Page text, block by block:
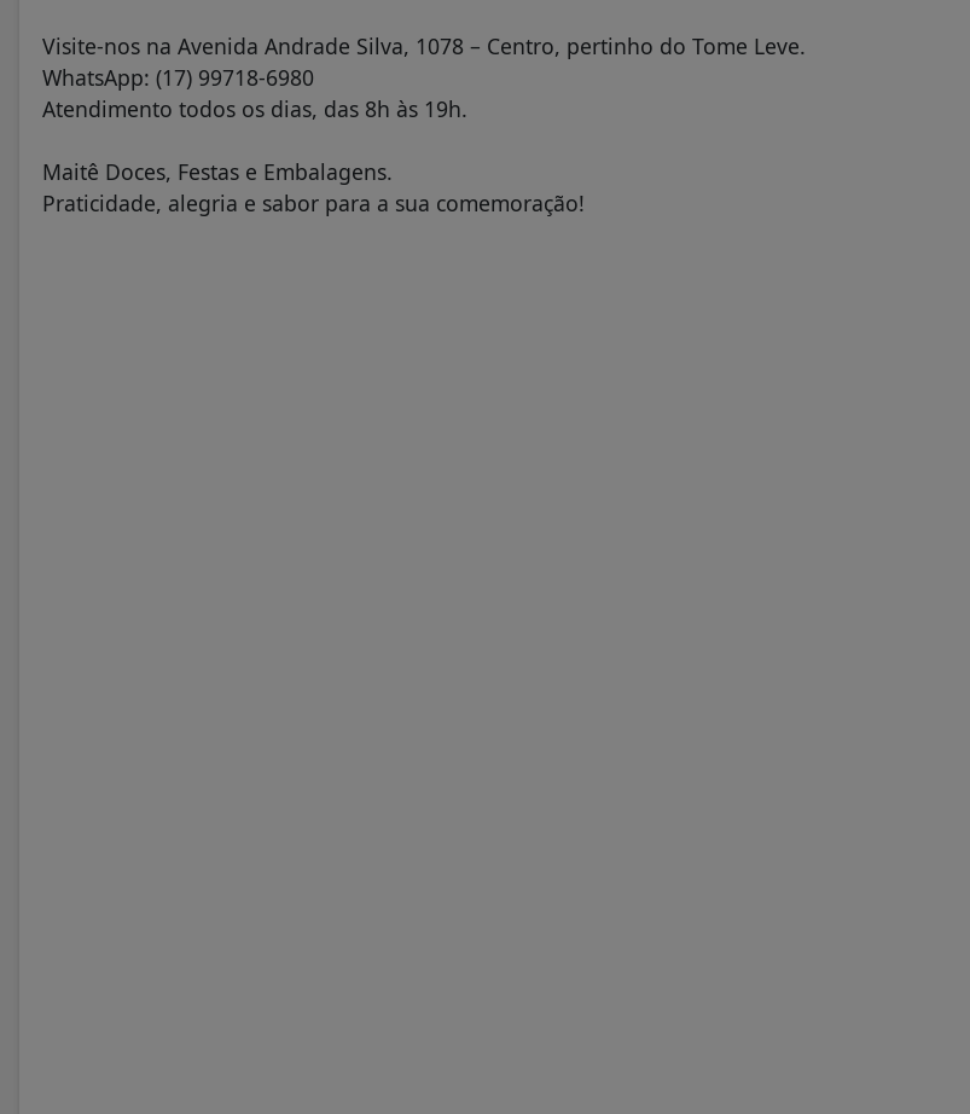
Visite-nos na Avenida Andrade Silva, 1078 – Centro, pertinho do Tome Leve.
WhatsApp: (17) 99718-6980
Atendimento todos os dias, das 8h às 19h.
Maitê Doces, Festas e Embalagens.
Praticidade, alegria e sabor para a sua comemoração!